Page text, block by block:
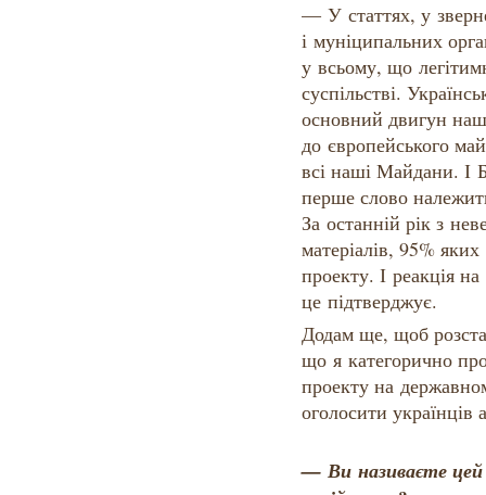
— У статтях, у
і муніципальних
у всьому, що
суспільстві.
основний двигун
до європейського
всі наші Майдани. І
перше слово
За останній рік з
матеріалів, 95%
проекту. І реакція
це підтверджує.
Додам ще, щоб
що я категорично
проекту на
оголосити українців
— Ви називаєте